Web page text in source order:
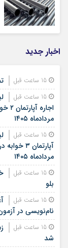
اخبار جدید
مردادماه ۱۴۰۵
مردادماه ۱۴۰۵
بلو
نام‌نویسی در
شد